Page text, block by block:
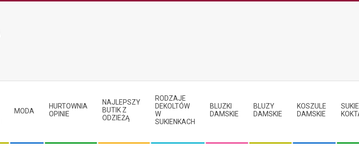
MODA
HURTOWNIA
OPINIE
NAJLEPSZY
BUTIK Z
ODZIEŻĄ
RODZAJE
DEKOLTÓW
W
SUKIENKACH
BLUZKI
DAMSKIE
BLUZY
DAMSKIE
KOSZULE
DAMSKIE